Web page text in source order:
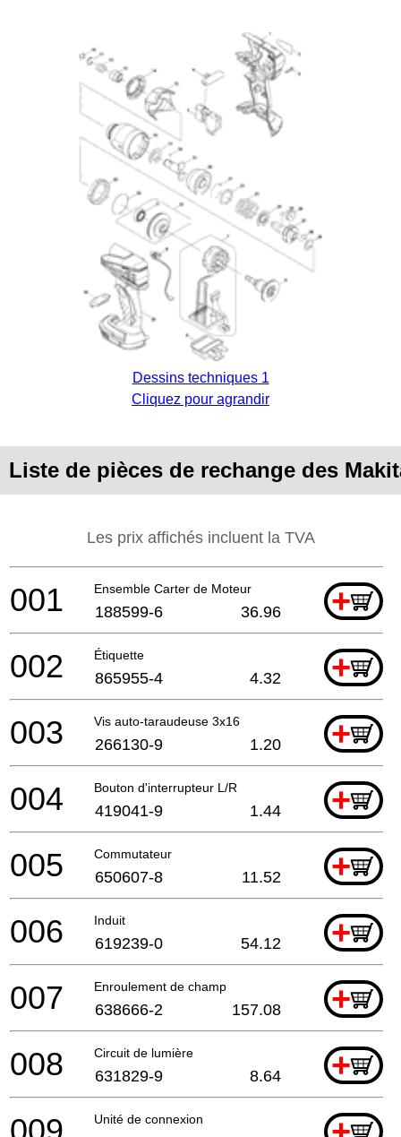
Dessins techniques 1
Cliquez pour agrandir
Liste de pièces de rechange des
Les prix affichés incluent la TVA
Ensemble Carter de Moteur +
001 188599-6 36.96
Étiquette +
002 865955-4 4.32
Vis auto-taraudeuse 3x16 +
003 266130-9 1.20
Bouton d'interrupteur L/R +
004 419041-9 1.44
Commutateur +
005 650607-8 11.52
Induit +
006 619239-0 54.12
Enroulement de champ +
007 638666-2 157.08
Circuit de lumière +
008 631829-9 8.64
Unité de connexion